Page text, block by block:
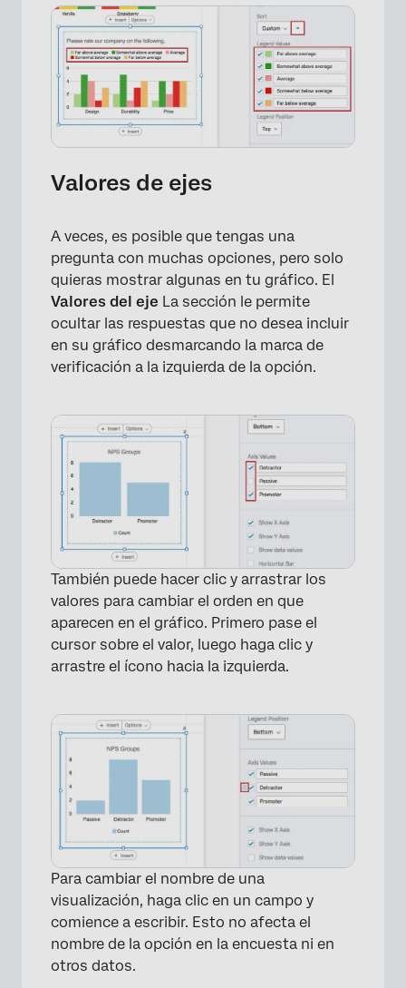
×
Valores de ejes
A veces, es posible que tengas una
pregunta con muchas opciones, pero solo
quieras mostrar algunas en tu gráfico. El
Valores del eje La sección le permite
ocultar las respuestas que no desea incluir
en su gráfico desmarcando la marca de
verificación a la izquierda de la opción.
También puede hacer clic y arrastrar los
valores para cambiar el orden en que
aparecen en el gráfico. Primero pase el
cursor sobre el valor, luego haga clic y
arrastre el ícono hacia la izquierda.
Para cambiar el nombre de una
visualización, haga clic en un campo y
comience a escribir. Esto no afecta el
nombre de la opción en la encuesta ni en
otros datos.